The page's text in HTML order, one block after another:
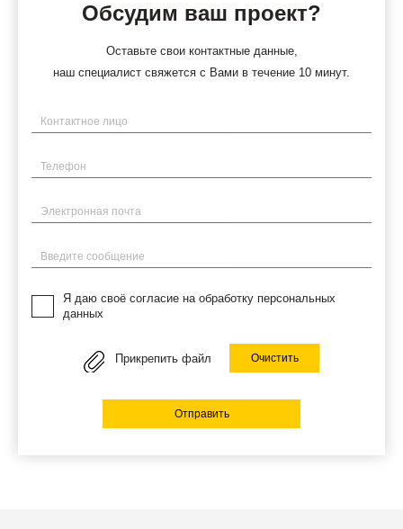
Обсудим ваш проект?
Оставьте свои контактные данные,
наш специалист свяжется с Вами в течение 10 минут.
Имя
Телефон
Электронная почта
Введите сообщение
Я даю своё согласие на обработку персональных
данных
Прикрепить файл Очистить
Отправить